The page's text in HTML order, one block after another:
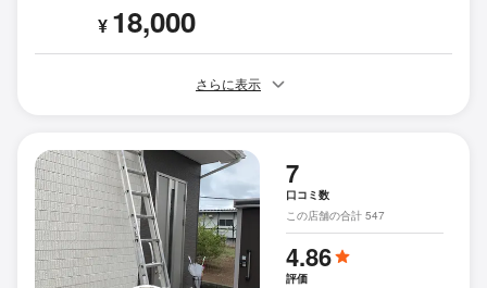
¥ 18,000
さらに表示
7
口コミ数
この店舗の合計 547
4.86
評価